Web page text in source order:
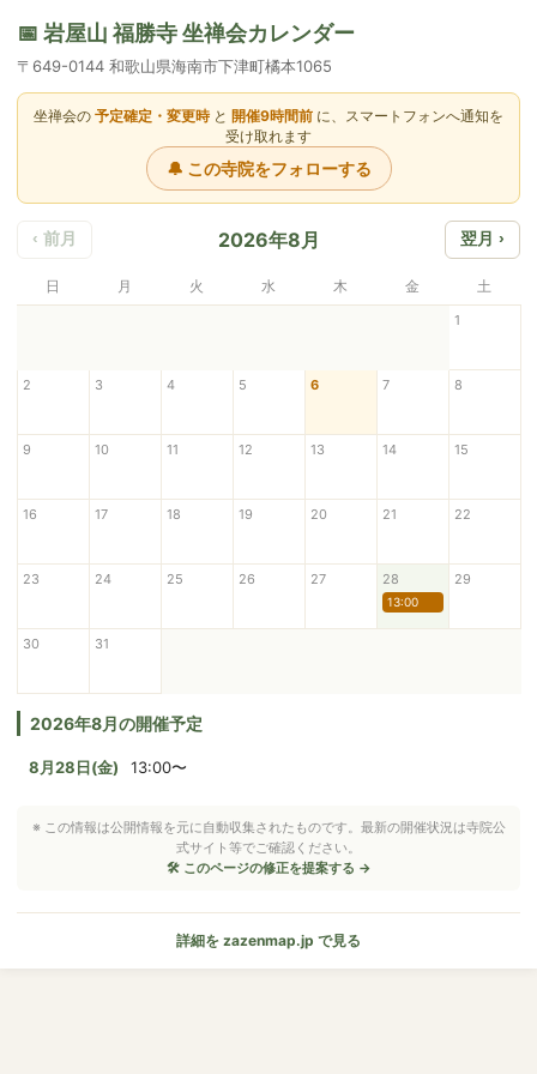
📅 岩屋山 福勝寺 坐禅会カレンダー
〒649-0144 和歌山県海南市下津町橘本1065
坐禅会の 予定確定・変更時と 開催9時間前 に、スマートフォンへ通知を
受け取れます
🔔 この寺院をフォローする
‹ 前月 2026年8月 翌月 ›
日 月 火 水 木 金 土
1
2 3 4 5 6 7 8
9 10 11 12 13 14 15
16 17 18 19 20 21 22
23 24 25 26 27 28
13:00
29
30 31
2026年8月の開催予定
8月28日(金) 13:00〜
※ この情報は公開情報を元に自動収集されたものです。最新の開催状況は寺院公
式サイト等でご確認ください。
🛠 このページの修正を提案する →
詳細を zazenmap.jp で見る